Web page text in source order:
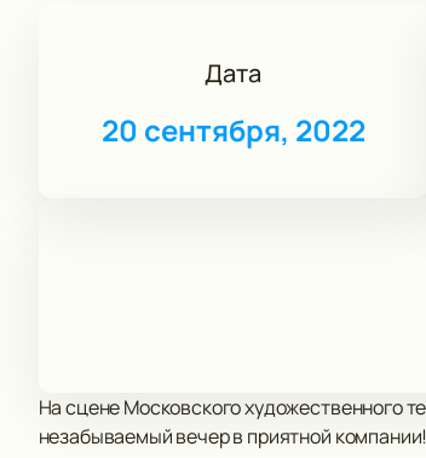
Дата
20 сентября, 2022
На сцене Московского художественного
незабываемый вечер в приятной компании!